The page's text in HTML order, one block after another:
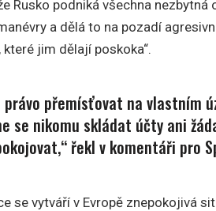
Rusko podniká všechna
a dělá to na pozadí
které jim dělají poskoka“.
právo přemísťovat na vlastním
se nikomu skládat účty ani
řekl v komentáři pro
se vytváří v Evropě znepokojivá